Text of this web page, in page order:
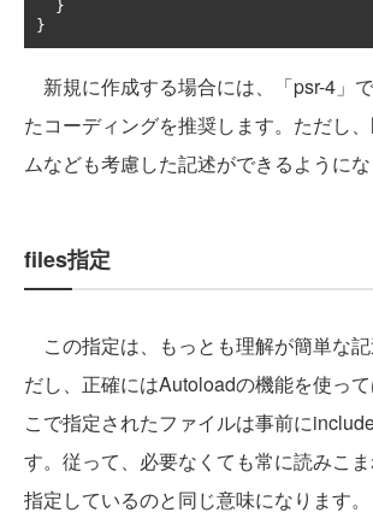
}
}
新規に作成する場合には、「psr-4」
たコーディングを推奨します。ただし
ムなども考慮した記述ができるようにな
files指定
この指定は、もっとも理解が簡単な
だし、正確にはAutoloadの機能を使っ
こで指定されたファイルは事前に
す。従って、必要なくても常に読みこ
指定しているのと同じ意味になります。